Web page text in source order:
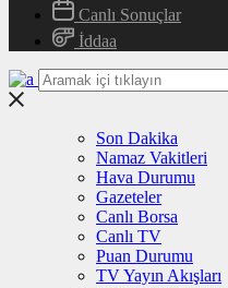
Canlı Sonuçlar
İddaa
Son Dakika
Namaz Vakitleri
Hava Durumu
Gazeteler
Canlı Borsa
Canlı TV
Puan Durumu
TV Yayın Akışları